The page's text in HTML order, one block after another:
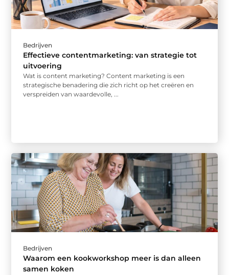
Bedrijven
Effectieve contentmarketing: van strategie tot
uitvoering
Wat is content marketing? Content marketing is een
strategische benadering die zich richt op het creëren en
verspreiden van waardevolle, ...
Bedrijven
Waarom een kookworkshop meer is dan alleen
samen koken